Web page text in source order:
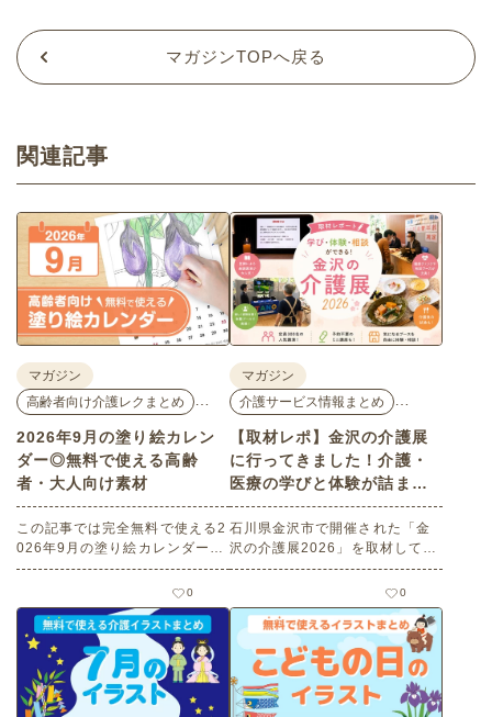
マガジンTOPへ戻る
関連記事
マガジン
高齢者向け介護レクまとめ
…
2026年9月の塗り絵カレン
ダー◎無料で使える高齢
者・大人向け素材
この記事では完全無料で使える2
026年9月の塗り絵カレンダーを
ご紹介します。人気で定番のお
花モチーフのイラストや秋の思
い出のイラストなど、使いやす
いレクリエーション素材満載で
す！商用フリーで無料のためお
気軽にさまざまなシーンでお使
いいただけます。
0
マガジン
介護サービス情報まとめ
…
【取材レポ】金沢の介護展
に行ってきました！介護・
医療の学びと体験が詰まっ
た1日。
石川県金沢市で開催された「金
沢の介護展2026」を取材してき
ました。医師による人気講演か
ら、気軽に参加できるミニ講
座、体験型の企業ブースまで、
介護・医療・健康の“学び・体
験・相談”が一度にできる、見ど
ころ満載のイベントの様子をレ
ポートします。
0